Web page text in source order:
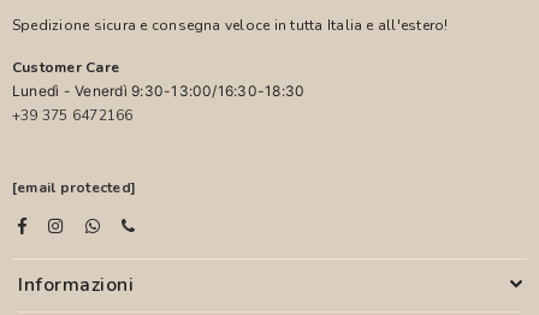
Spedizione sicura e consegna veloce in tutta Italia e all'estero!
Customer Care
Lunedì - Venerdì 9:30-13:00/16:30-18:30
+39 375 6472166
[email protected]
Informazioni